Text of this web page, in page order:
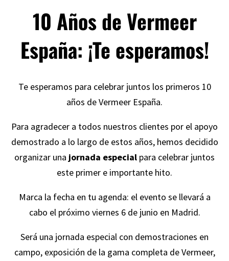
10 Años de Vermeer
España: ¡Te esperamos!
Te esperamos para celebrar juntos los primeros 10
años de Vermeer España.
Para agradecer a todos nuestros clientes por el apoyo
demostrado a lo largo de estos años, hemos decidido
organizar una jornada especial para celebrar juntos
este primer e importante hito.
Marca la fecha en tu agenda: el evento se llevará a
cabo el próximo viernes 6 de junio en Madrid.
Será una jornada especial con demostraciones en
campo, exposición de la gama completa de Vermeer,